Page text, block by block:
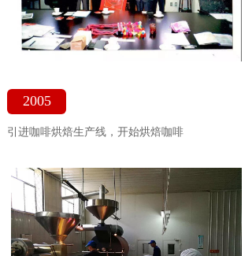
2005
引进咖啡烘焙生产线，开始烘焙咖啡